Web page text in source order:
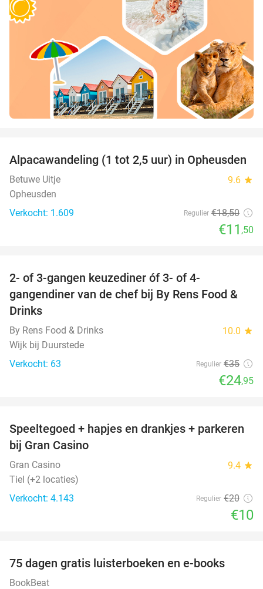
38%
Alpacawandeling (1 tot 2,5 uur) in Opheusden
Betuwe Uitje 9.6 star
Opheusden
Verkocht: 1.609
Regulier €18,50
€11 ,50
2- of 3-gangen keuzediner óf 3- of 4-
gangendiner van de chef bij By Rens Food &
Drinks
By Rens Food & Drinks 10.0 star
Wijk bij Duurstede
Verkocht: 63
Regulier €35
€24,95
50%
Speeltegoed + hapjes en drankjes + parkeren
bij Gran Casino
Gran Casino 9.4 star
Tiel (+2 locaties)
Verkocht: 4.143
Regulier €20
€10
75 dagen gratis luisterboeken en e-books
BookBeat